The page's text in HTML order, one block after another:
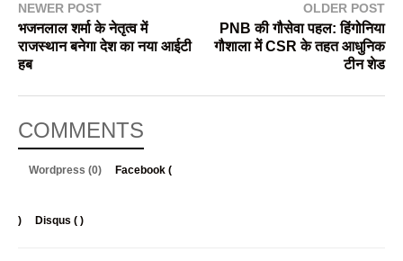
NEWER POST
भजनलाल शर्मा के नेतृत्व में
राजस्थान बनेगा देश का नया आईटी
हब
OLDER POST
PNB की गौसेवा पहल: हिंगोनिया
गौशाला में CSR के तहत आधुनिक
टीन शेड
COMMENTS
Wordpress (0) Facebook (
) Disqus ( )